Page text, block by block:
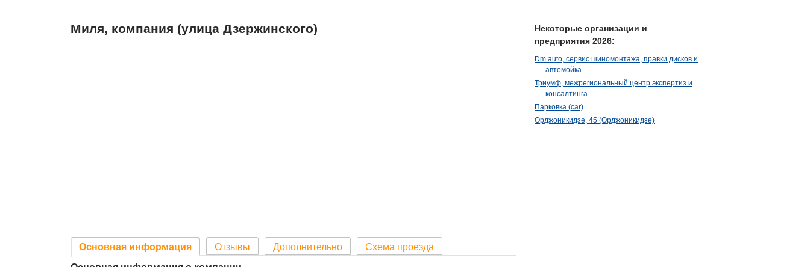
Миля, компания (улица Дзержинского)
Основная информация Отзывы Дополнительно
Схема проезда
Некоторые организации и
предприятия 2026:
Dm auto, сервис шиномонтажа, правки дисков и
автомойка
Триумф, межрегиональный центр экспертиз и
консалтинга
Парковка (car)
Орджоникидзе, 45 (Орджоникидзе)